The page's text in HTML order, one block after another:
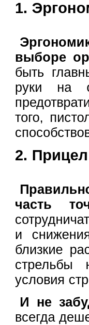
1.
выборе
быть
руки на
того,
2.
часть
и
близкие
стрельбы
условия
И не
всегда